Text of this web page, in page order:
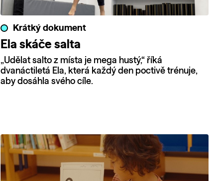
Krátký dokument
Ela skáče salta
„Udělat salto z místa je mega hustý,“ říká
dvanáctiletá Ela, která každý den poctivě trénuje,
aby dosáhla svého cíle.